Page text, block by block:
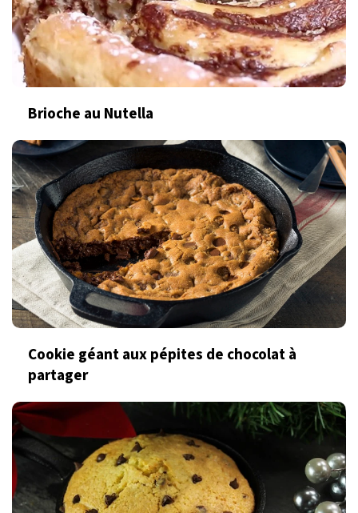
Brioche au Nutella
Cookie géant aux pépites de chocolat à
partager